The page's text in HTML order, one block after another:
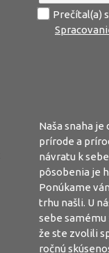
Prečítal(a)
Naša snaha
prírode a
návratu k
pôsobenia je
Ponúkame
trhu našli. U
sebe samému
že ste zvolili
ročnú